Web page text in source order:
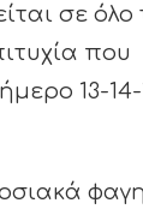
σε όλο
που
13-14-